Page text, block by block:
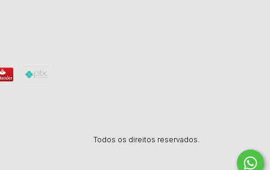
Todos os direitos reservados.